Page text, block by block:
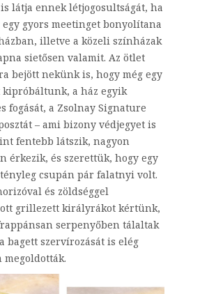
látja ennek létjogosultságát, ha
egy gyors meetinget bonyolítana
illetve a közeli színházak
sietősen valamit. Az ötlet
bejött nekünk is, hogy még egy
kipróbáltunk, a ház egyik
fogását, a Zsolnay Signature
– ami bizony védjegyet is
fentebb látszik, nagyon
érkezik, és szerettük, hogy egy
csupán pár falatnyi volt.
és zöldséggel
grillezett királyrákot kértünk,
serpenyőben tálaltak
bagett szervírozását is elég